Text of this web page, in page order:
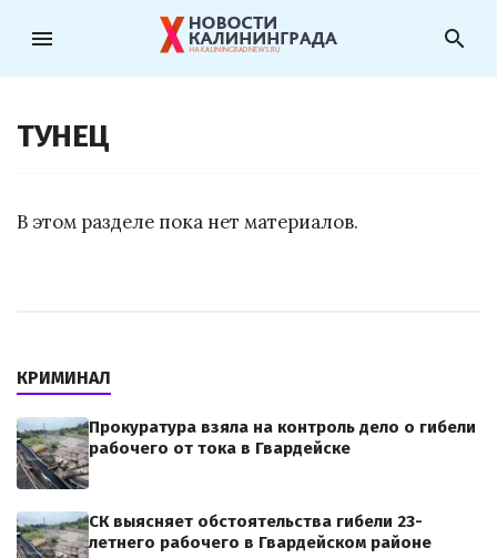
menu search
ТУНЕЦ
В этом разделе пока нет материалов.
КРИМИНАЛ
Прокуратура взяла на контроль дело о гибели
рабочего от тока в Гвардейске
СК выясняет обстоятельства гибели 23-
летнего рабочего в Гвардейском районе